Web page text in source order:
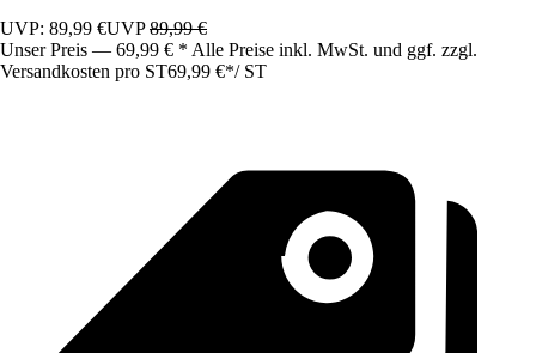
UVP: 89,99 €UVP89,99 €
Unser Preis — 69,99 € * Alle Preise inkl. MwSt. und ggf. zzgl.
Versandkosten pro ST69,99 €*/ ST